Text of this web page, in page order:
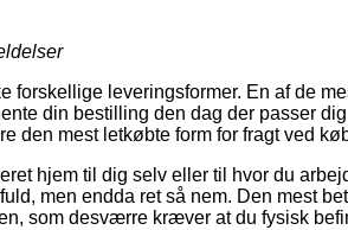
leveringsformer. En af de
din bestilling den dag der passer
den mest letkøbte form for fragt ved
hjem til dig selv eller til hvor du
men endda ret så nem. Den mest
som desværre kræver at du fysisk